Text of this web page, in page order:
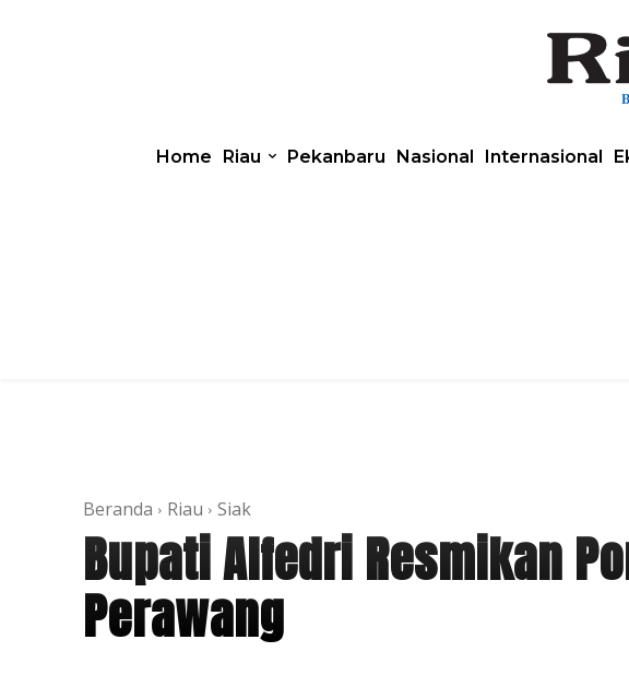
Home Riau Pekanbaru Nasional Internasional
Beranda Riau Siak
Bupati Alfedri Resmikan
Perawang